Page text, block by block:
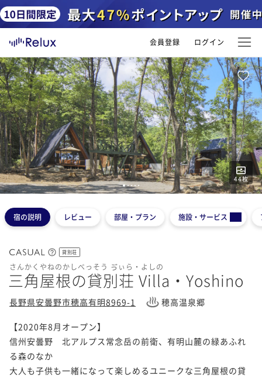
会員登録 ログイン
44枚
1234 5
宿の説明 レビュー 部屋・プラン 施設・サービス
貸別荘
さんかくやねのかしべっそう ゔぃら・よしの
三角屋根の貸別荘 Villa・Yoshino
長野県安曇野市穂高有明8969-1 穂高温泉郷
【2020年8月オープン】
信州安曇野　北アルプス常念岳の前衛、有明山麓の緑あふれ
る森のなか
大人も子供も一緒になって楽しめるユニークな三角屋根の貸